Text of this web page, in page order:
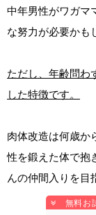
中年男性がワガマ
な努力が必要かも
ただし、年齢問わ
した特徴です。
肉体改造は何歳か
性を鍛えた体で抱
んの仲間入りを目